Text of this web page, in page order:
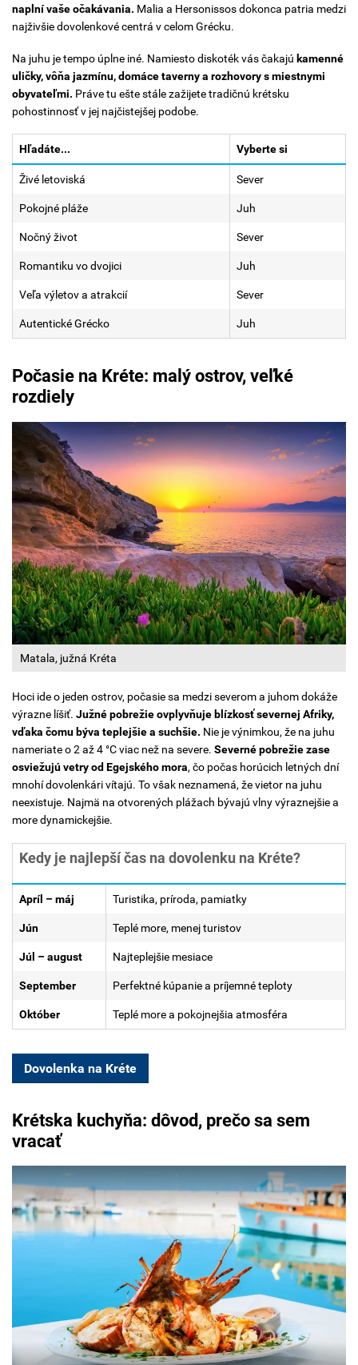
naplní vaše očakávania. Malia a Hersonissos dokonca patria medzi
najživšie dovolenkové centrá v celom Grécku.
Na juhu je tempo úplne iné. Namiesto diskoték vás čakajú kamenné
uličky, vôňa jazmínu, domáce taverny a rozhovory s miestnymi
obyvateľmi. Práve tu ešte stále zažijete tradičnú krétsku
pohostinnosť v jej najčistejšej podobe.
Hľadáte... Vyberte si
Živé letoviská Sever
Pokojné pláže Juh
Nočný život Sever
Romantiku vo dvojici Juh
Veľa výletov a atrakcií Sever
Autentické Grécko Juh
Počasie na Kréte: malý ostrov, veľké
rozdiely
Matala, južná Kréta
Hoci ide o jeden ostrov, počasie sa medzi severom a juhom dokáže
výrazne líšiť. Južné pobrežie ovplyvňuje blízkosť severnej Afriky,
vďaka čomu býva teplejšie a suchšie. Nie je výnimkou, že na juhu
nameriate o 2 až 4 °C viac než na severe. Severné pobrežie zase
osviežujú vetry od Egejského mora, čo počas horúcich letných dní
mnohí dovolenkári vítajú. To však neznamená, že vietor na juhu
neexistuje. Najmä na otvorených plážach bývajú vlny výraznejšie a
more dynamickejšie.
Kedy je najlepší čas na dovolenku na Kréte?
Apríl – máj Turistika, príroda, pamiatky
Jún Teplé more, menej turistov
Júl – august Najteplejšie mesiace
September Perfektné kúpanie a príjemné teploty
Október Teplé more a pokojnejšia atmosféra
Dovolenka na Kréte
Krétska kuchyňa: dôvod, prečo sa sem
vracať